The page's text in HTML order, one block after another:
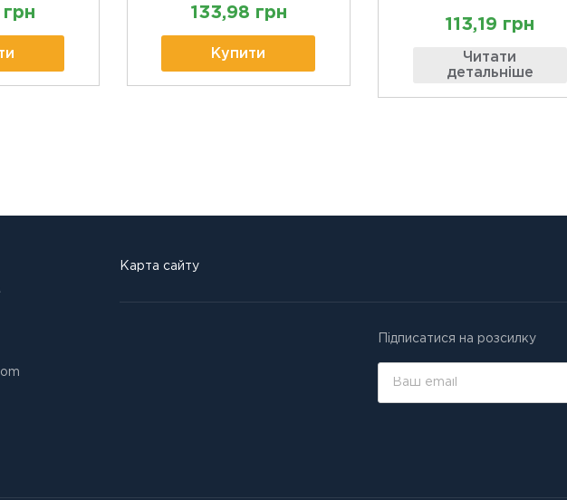
133,98 грн
Купити
113,19 грн
Читати
детальніше
Карта сайту
Підписатися на розсилку